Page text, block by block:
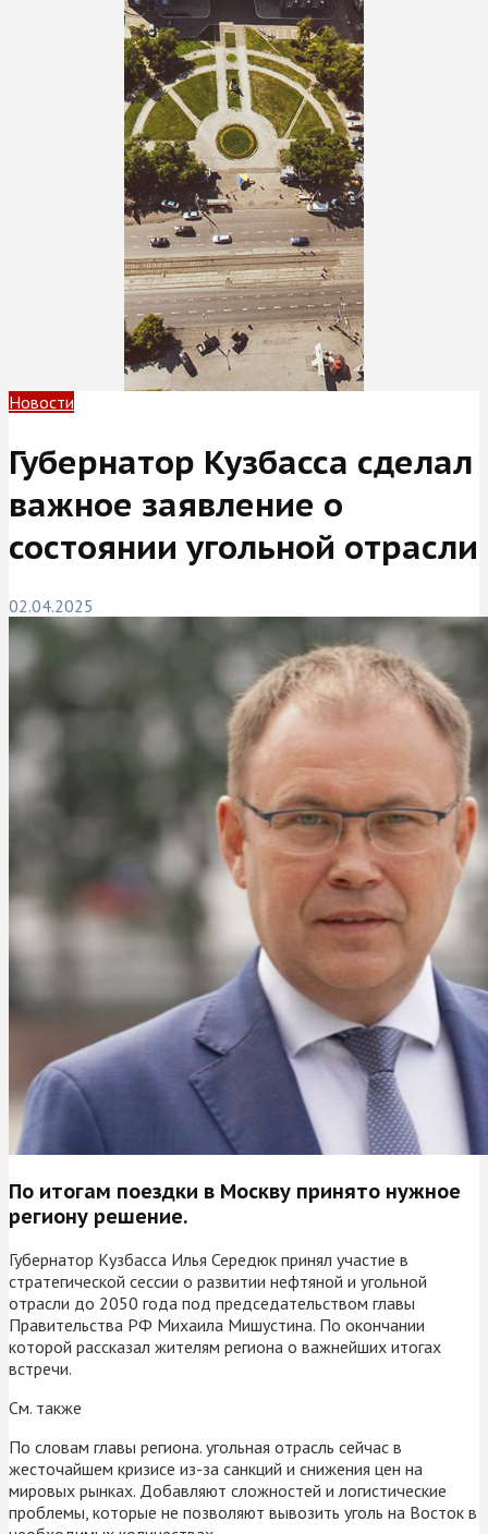
Новости
Губернатор Кузбасса сделал
важное заявление о
состоянии угольной отрасли
02.04.2025
По итогам поездки в Москву принято нужное
региону решение.
Губернатор Кузбасса Илья Середюк принял участие в
стратегической сессии о развитии нефтяной и угольной
отрасли до 2050 года под председательством главы
Правительства РФ Михаила Мишустина. По окончании
которой рассказал жителям региона о важнейших итогах
встречи.
См. также
По словам главы региона. угольная отрасль сейчас в
жесточайшем кризисе из-за санкций и снижения цен на
мировых рынках. Добавляют сложностей и логистические
проблемы, которые не позволяют вывозить уголь на Восток в